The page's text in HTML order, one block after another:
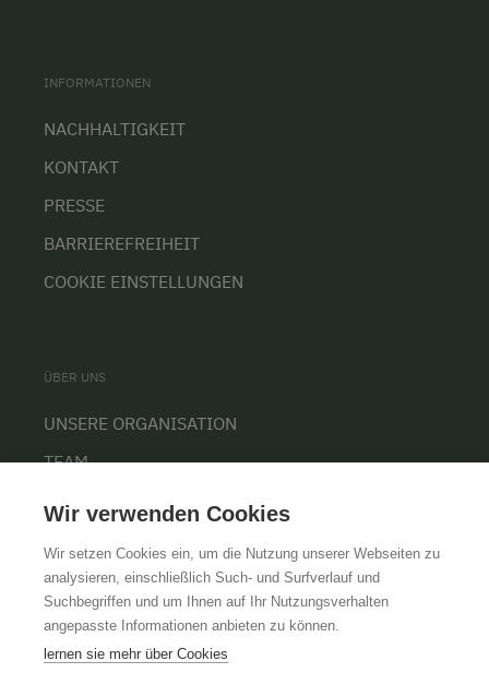
INFORMATIONEN
NACHHALTIGKEIT
KONTAKT
PRESSE
BARRIEREFREIHEIT
COOKIE EINSTELLUNGEN
ÜBER UNS
UNSERE ORGANISATION
TEAM
KARRIERE
AGBIMPRESSUMDATENSCHUTZ
Wir verwenden Cookies
Wir setzen Cookies ein, um die Nutzung unserer Webseiten zu
analysieren, einschließlich Such- und Surfverlauf und
Suchbegriffen und um Ihnen auf Ihr Nutzungsverhalten
angepasste Informationen anbieten zu können.
lernen sie mehr über Cookies